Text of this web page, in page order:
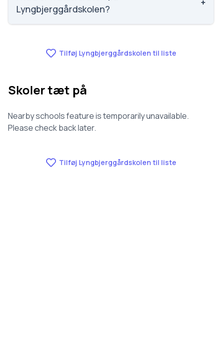
Lyngbjerggårdskolen?
Tilføj Lyngbjerggårdskolen til liste
Skoler tæt på
Nearby schools feature is temporarily unavailable.
Please check back later.
Tilføj Lyngbjerggårdskolen til liste